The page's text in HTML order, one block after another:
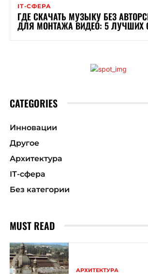
ІТ-СФЕРА
ГДЕ СКАЧАТЬ МУЗЫКУ БЕЗ
ДЛЯ МОНТАЖА ВИДЕО: 5 ЛУЧШИХ
CATEGORIES
Инновации
Другое
Архитектура
ІТ-сфера
Без категории
MUST READ
АРХИТЕКТУРА